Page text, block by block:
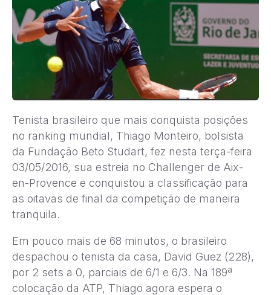
Tenista brasileiro que mais conquista posições
no ranking mundial, Thiago Monteiro, bolsista
da Fundação Beto Studart, fez nesta terça-feira
03/05/2016, sua estreia no Challenger de Aix-
en-Provence e conquistou a classificação para
as oitavas de final da competição de maneira
tranquila.
Em pouco mais de 68 minutos, o brasileiro
despachou o tenista da casa, David Guez (228),
por 2 sets a 0, parciais de 6/1 e 6/3. Na 189ª
colocação da ATP, Thiago agora espera o